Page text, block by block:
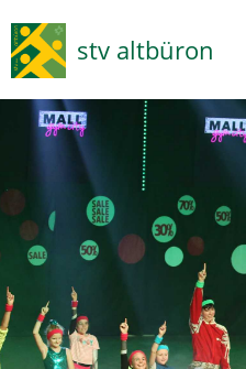
stv altbüron